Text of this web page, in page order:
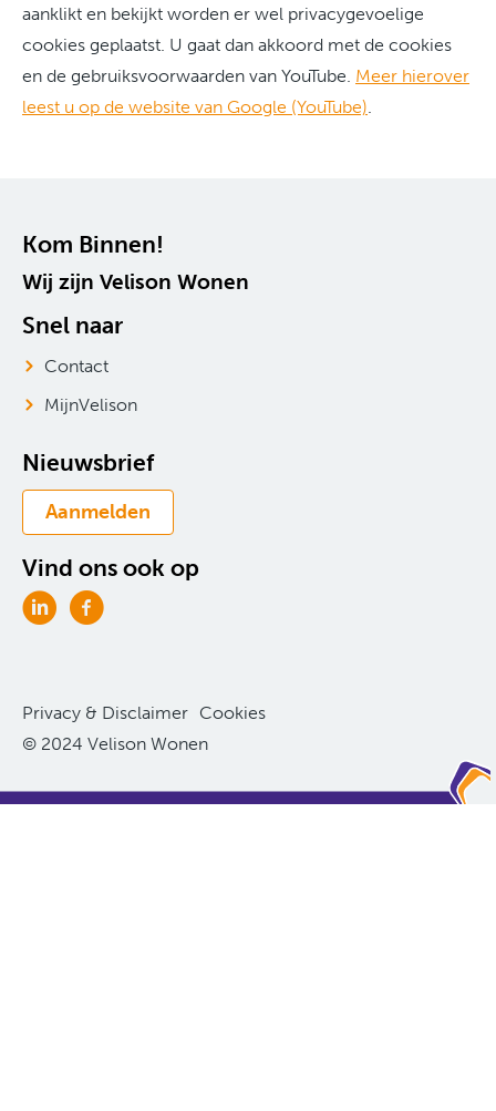
aanklikt en bekijkt worden er wel privacygevoelige
cookies geplaatst. U gaat dan akkoord met de cookies
en de gebruiksvoorwaarden van YouTube. Meer hierover
leest u op de website van Google (YouTube).
Contactinformatie
Kom Binnen!
Wij zijn Velison Wonen
Snel naar
Contact
MijnVelison
Nieuwsbrief
Aanmelden
Vind ons ook op
© 2024 Velison Wonen
Privacy & Disclaimer Cookies